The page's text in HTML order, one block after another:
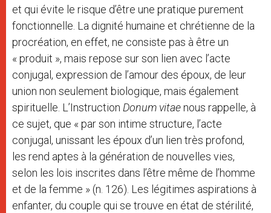
et qui évite le risque d’être une pratique purement
fonctionnelle. La dignité humaine et chrétienne de la
procréation, en effet, ne consiste pas à être un
« produit », mais repose sur son lien avec l’acte
conjugal, expression de l’amour des époux, de leur
union non seulement biologique, mais également
spirituelle. L’Instruction Donum vitaenous rappelle, à
ce sujet, que « par son intime structure, l’acte
conjugal, unissant les époux d’un lien très profond,
les rend aptes à la génération de nouvelles vies,
selon les lois inscrites dans l’être même de l’homme
et de la femme » (n. 126). Les légitimes aspirations à
enfanter, du couple qui se trouve en état de stérilité,